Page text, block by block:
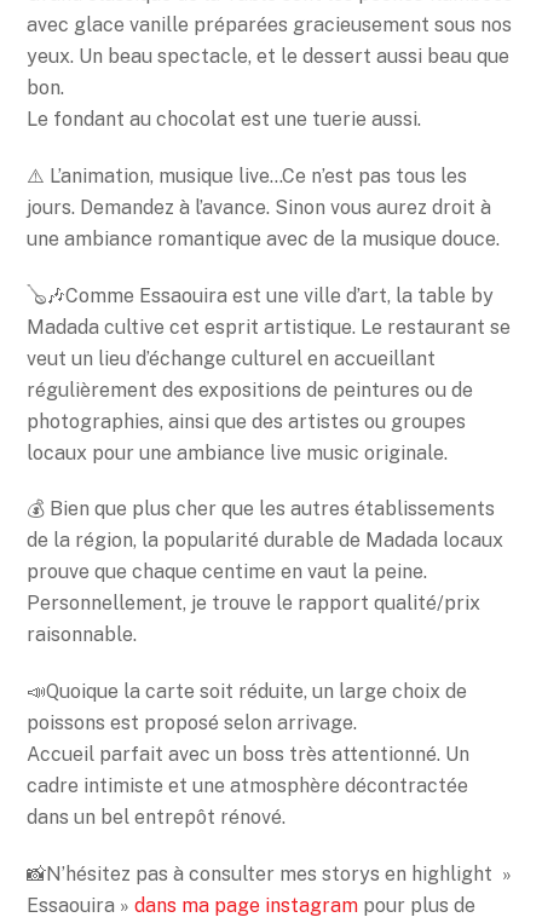
avec glace vanille préparées gracieusement sous nos
yeux. Un beau spectacle, et le dessert aussi beau que
bon.
Le fondant au chocolat est une tuerie aussi.
⚠️ L’animation, musique live…Ce n’est pas tous les
jours. Demandez à l’avance. Sinon vous aurez droit à
une ambiance romantique avec de la musique douce.
🪕🎶Comme Essaouira est une ville d’art, la table by
Madada cultive cet esprit artistique. Le restaurant se
veut un lieu d’échange culturel en accueillant
régulièrement des expositions de peintures ou de
photographies, ainsi que des artistes ou groupes
locaux pour une ambiance live music originale.
💰 Bien que plus cher que les autres établissements
de la région, la popularité durable de Madada locaux
prouve que chaque centime en vaut la peine.
Personnellement, je trouve le rapport qualité/prix
raisonnable.
📣Quoique la carte soit réduite, un large choix de
poissons est proposé selon arrivage.
Accueil parfait avec un boss très attentionné. Un
cadre intimiste et une atmosphère décontractée
dans un bel entrepôt rénové.
📸N’hésitez pas à consulter mes storys en highlight »
Essaouira »dans ma page instagram pour plus de